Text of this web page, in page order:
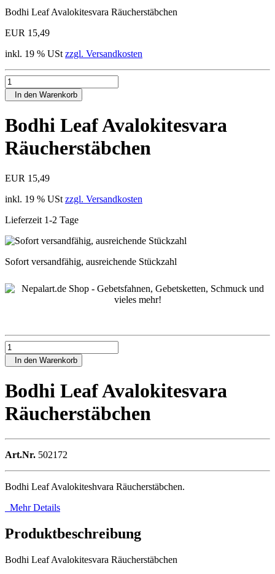
Bodhi Leaf Avalokitesvara Räucherstäbchen
EUR 15,49
inkl. 19 % USt zzgl. Versandkosten
In den Warenkorb
Bodhi Leaf Avalokitesvara
Räucherstäbchen
EUR 15,49
inkl. 19 % USt zzgl. Versandkosten
Lieferzeit 1-2 Tage
Sofort versandfähig, ausreichende Stückzahl
In den Warenkorb
Bodhi Leaf Avalokitesvara
Räucherstäbchen
Art.Nr. 502172
Bodhi Leaf Avalokiteshvara Räucherstäbchen.
Mehr Details
Produktbeschreibung
Bodhi Leaf Avalokitesvara Räucherstäbchen